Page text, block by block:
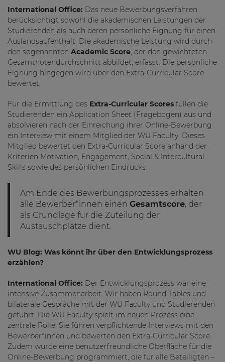
International Office: Das neue Bewerbungsverfahren
berücksichtigt sowohl die akademischen Leistungen der
Studierenden als auch deren persönliche Eignung für einen
Auslandsaufenthalt. Die akademische Leistung wird durch
den sogenannten Academic Score, der den gewichteten
Gesamtnotendurchschnitt abbildet, erfasst. Die persönliche
Eignung hingegen wird über den Extra-Curricular Score
bewertet.
Für die Ermittlung des Extra-Curricular Scores füllen die
Studierenden ein Application Sheet (Fragebogen) aus und
absolvieren nach der Einreichung ihrer Online-Bewerbung
ein Interview mit einem Mitglied der WU Faculty. Dieses
Mitglied bewertet den Extra-Curricular Score anhand der
Kriterien Motivation, Engagement, Social & Intercultural
Skills sowie des persönlichen Eindrucks.
Am Ende des Bewerbungsprozesses erhalten
alle Bewerber*innen einen Gesamtscore, der
als Grundlage für die Zuteilung der
Austauschplätze dient.
WU Blog: Was könnt ihr über den Entwicklungsprozess
erzählen?
International Office: Der Entwicklungsprozess war eine
intensive Zusammenarbeit. Wir haben Round Tables und
bilaterale Gespräche mit der WU Faculty und Studierenden
geführt. Die WU Faculty spielt im neuen Prozess eine
zentrale Rolle: Sie führen verpflichtende Interviews mit den
Bewerber*innen und bewerten den Extra-Curricular Score.
Zudem wurde eine benutzerfreundliche Oberfläche für die
Online-Bewerbung programmiert, die für alle Beteiligten –